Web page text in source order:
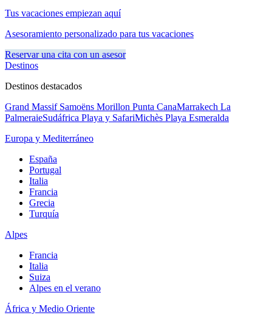
Tus vacaciones empiezan aquí
Asesoramiento personalizado para tus vacaciones
Reservar una cita con un asesor
Destinos
Destinos destacados
Grand Massif Samoëns Morillon Punta CanaMarrakech La
PalmeraieSudáfrica Playa y SafariMichès Playa Esmeralda
Europa y Mediterráneo
España
Portugal
Italia
Francia
Grecia
Turquía
Alpes
Francia
Italia
Suiza
Alpes en el verano
África y Medio Oriente